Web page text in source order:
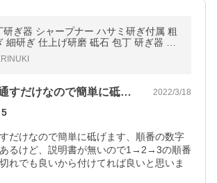
研ぎ器 シャープナー ハサミ研ぎ付属 粗
細研ぎ 仕上げ研磨 砥石 包丁 研ぎ器 包
ぎ機 研ぐ 包丁研ぎ石
包丁を順番に通すだけなので簡単に砥げま… 2022/3/18
5
だけなので簡単に砥げます、順番の数字
るけど、説明書が無いので1→2→3の順番
れでも良いから付けてれば良いと思いま